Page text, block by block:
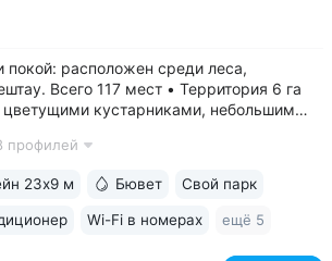
покой: расположен среди леса,
Всего 117 мест • Территория 6 га
кустарниками, небольшим
проложенных по лесу
профилей
23х9 м Бювет Свой парк
Wi-Fi в номерах ещё 5